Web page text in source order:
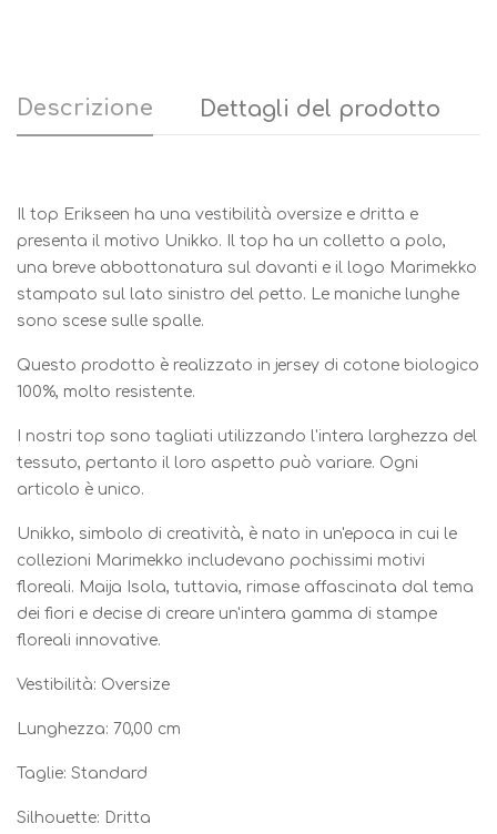
Descrizione Dettagli del prodotto
Il top Erikseen ha una vestibilità oversize e dritta e
presenta il motivo Unikko. Il top ha un colletto a polo,
una breve abbottonatura sul davanti e il logo Marimekko
stampato sul lato sinistro del petto. Le maniche lunghe
sono scese sulle spalle.
Questo prodotto è realizzato in jersey di cotone biologico
100%, molto resistente.
I nostri top sono tagliati utilizzando l'intera larghezza del
tessuto, pertanto il loro aspetto può variare. Ogni
articolo è unico.
Unikko, simbolo di creatività, è nato in un'epoca in cui le
collezioni Marimekko includevano pochissimi motivi
floreali. Maija Isola, tuttavia, rimase affascinata dal tema
dei fiori e decise di creare un'intera gamma di stampe
floreali innovative.
Vestibilità: Oversize
Lunghezza: 70,00 cm
Taglie: Standard
Silhouette: Dritta